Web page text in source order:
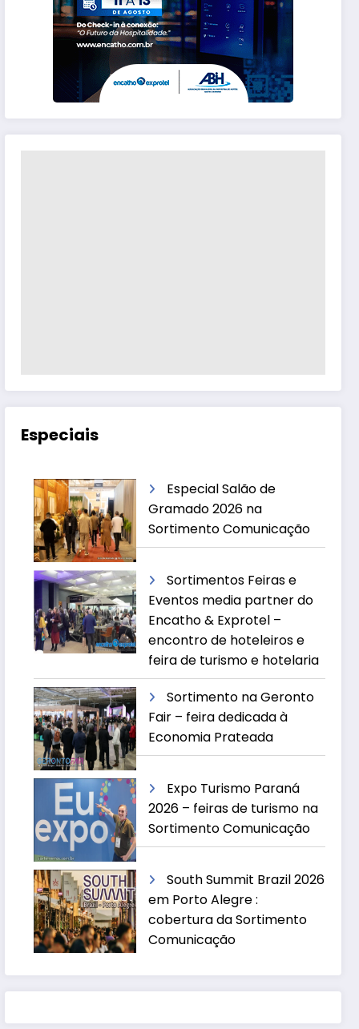
Especiais
Especial Salão de
Gramado 2026 na
Sortimento Comunicação
Sortimentos Feiras e
Eventos media partner do
Encatho & Exprotel –
encontro de hoteleiros e
feira de turismo e hotelaria
Sortimento na Geronto
Fair – feira dedicada à
Economia Prateada
Expo Turismo Paraná
2026 – feiras de turismo na
Sortimento Comunicação
South Summit Brazil 2026
em Porto Alegre :
cobertura da Sortimento
Comunicação